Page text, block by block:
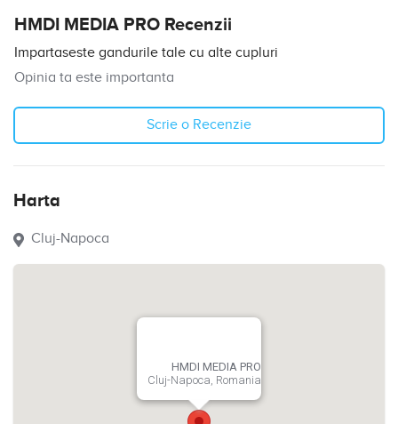
HMDI MEDIA PRO Recenzii
Impartaseste gandurile tale cu alte cupluri
Opinia ta este importanta
Scrie o Recenzie
Harta
Cluj-Napoca
HMDI MEDIA PRO
Cluj-Napoca, Romania